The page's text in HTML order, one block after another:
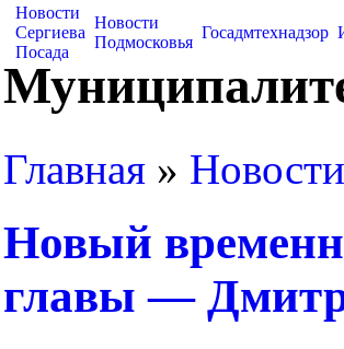
Новости
Сергиева
Посада
Новости
Подмосковья
Госадмтехнадзор
Главная »
Новый
главы —